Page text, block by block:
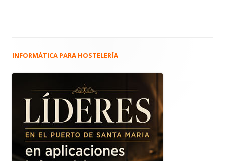
Barra
principal
INFORMÁTICA PARA HOSTELERÍA